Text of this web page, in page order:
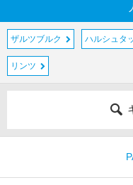
ザルツブルク ハルシュタ
リンツ